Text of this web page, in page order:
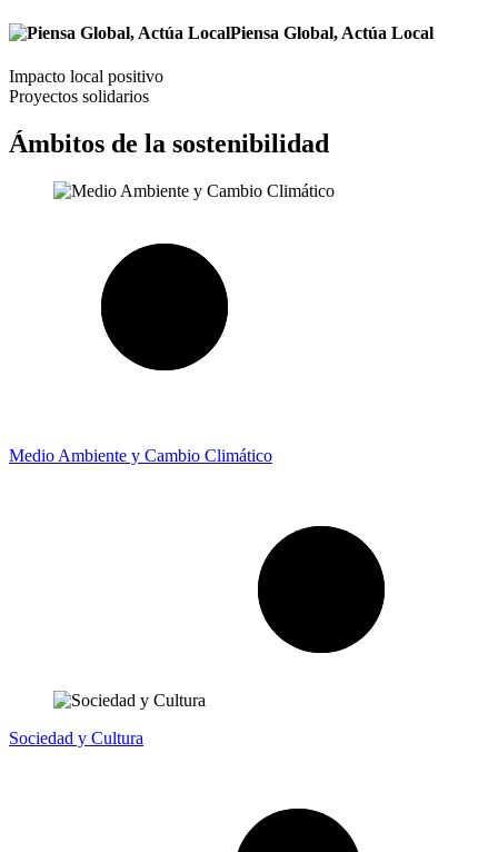
Piensa Global, Actúa Local
Impacto local positivo
Proyectos solidarios
Ámbitos de la sostenibilidad
Medio Ambiente y Cambio Climático
Sociedad y Cultura